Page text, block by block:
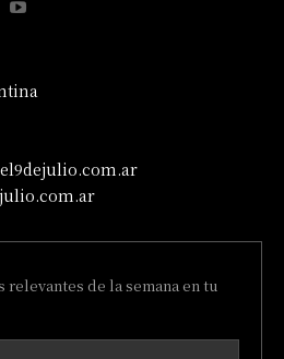
relevantes de la semana en tu